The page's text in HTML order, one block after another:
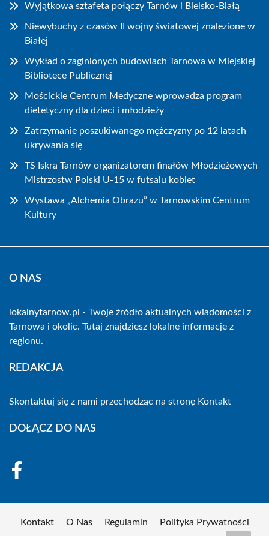
Wyjątkowa sztafeta połączy Tarnów i Bielsko-Białą
Niewybuchy z czasów II wojny światowej znalezione w
Białej
Wykład o zaginionych budowlach Tarnowa w Miejskiej
Bibliotece Publicznej
Mościckie Centrum Medyczne wprowadza program
dietetyczny dla dzieci i młodzieży
Zatrzymanie poszukiwanego mężczyzny po 12 latach
ukrywania się
TS Iskra Tarnów organizatorem finałów Młodzieżowych
Mistrzostw Polski U-15 w futsalu kobiet
Wystawa „Alchemia Obrazu” w Tarnowskim Centrum
Kultury
O NAS
lokalnytarnow.pl - Twoje źródło aktualnych wiadomości z
Tarnowa i okolic. Tutaj znajdziesz lokalne informacje z
regionu.
REDAKCJA
Skontaktuj się z nami przechodząc na stronę Kontakt
DOŁĄCZ DO NAS
Kontakt O Nas Regulamin Polityka Prywatności